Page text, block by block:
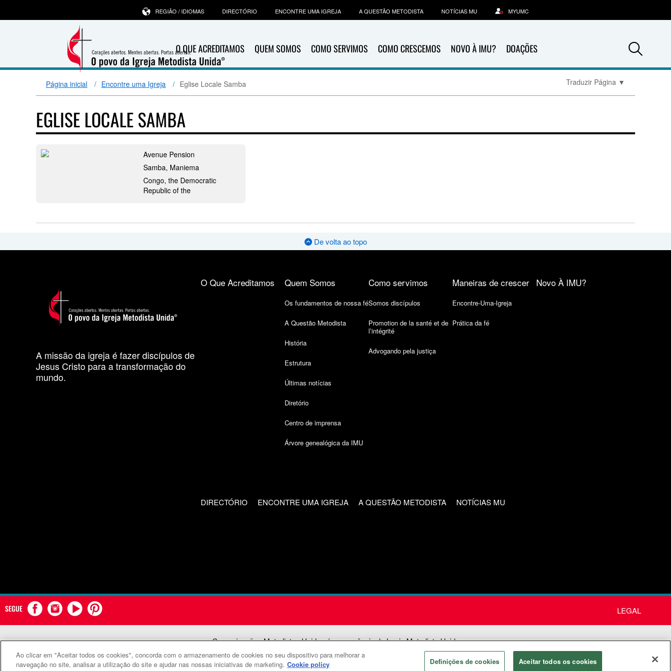
O QUE ACREDITAMOS QUEM SOMOS COMO SERVIMOS COMO CRESCEMOS NOVO À IMU? DOAÇÕES
REGIÃO / IDIOMAS DIRECTÓRIO ENCONTRE UMA IGREJA A QUESTÃO METODISTA NOTÍCIAS MU MYUMC
Página inicial Encontre uma Igreja Eglise Locale Samba Traduzir Página ▼
EGLISE LOCALE SAMBA
Avenue Pension
Samba, Maniema
Congo, the Democratic
Republic of the
De volta ao topo
A missão da igreja é fazer discípulos de
Jesus Cristo para a transformação do
mundo.
O Que Acreditamos Quem Somos
Os fundamentos de nossa fé
A Questão Metodista
História
Estrutura
Últimas notícias
Diretório
Centro de imprensa
Árvore genealógica da IMU
Como servimos
Somos discípulos
Promotion de la santé et de
l’intégrité
Advogando pela justiça
Maneiras de crescer
Encontre-Uma-Igreja
Prática da fé
Novo À IMU?
DIRECTÓRIO ENCONTRE UMA IGREJA A QUESTÃO METODISTA NOTÍCIAS MU
SEGUE LEGAL
Comunicações Metodistas Unidas é uma agência da Igreja Metodista Unida
©2026Comunicações Metodistas Unidas. Todos os direitos reservados
Ao clicar em "Aceitar todos os cookies", concorda com o armazenamento de cookies no seu dispositivo para melhorar a
navegação no site, analisar a utilização do site e ajudar nas nossas iniciativas de marketing. Cookie policy Definições de cookies Aceitar todos os cookies